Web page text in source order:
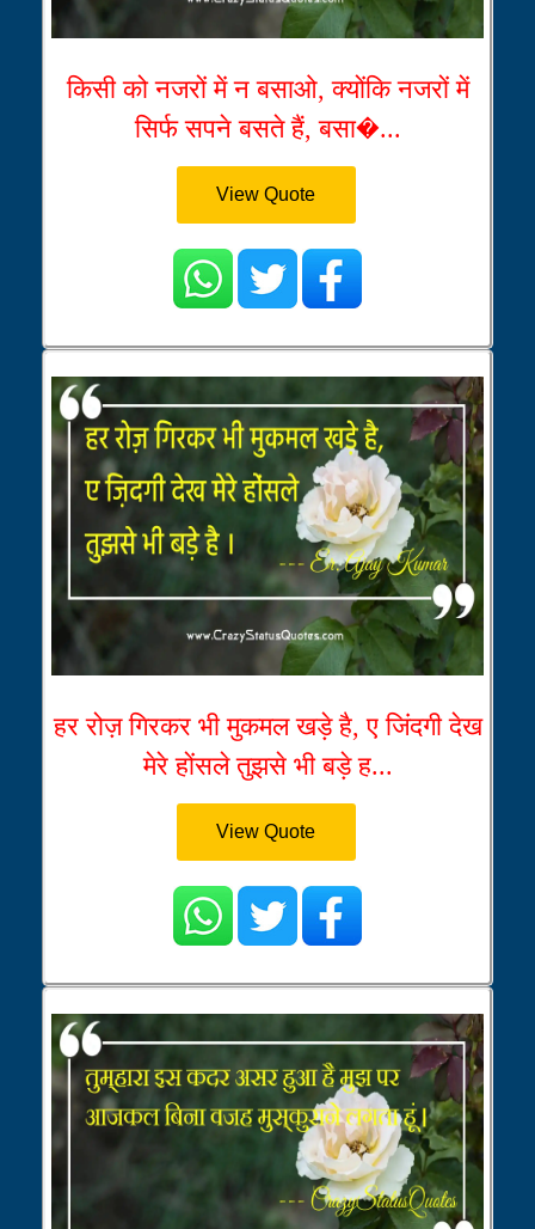
किसी को नजरों में न बसाओ, क्योंकि नजरों में
सिर्फ सपने बसते हैं, बसा�...
View Quote
हर रोज़ गिरकर भी मुकमल खड़े है, ए जिंदगी देख
मेरे होंसले तुझसे भी बड़े ह...
View Quote